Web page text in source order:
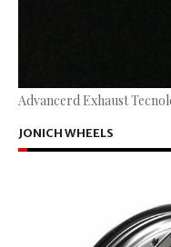
Advancerd Exhaust
JONICH WHEELS